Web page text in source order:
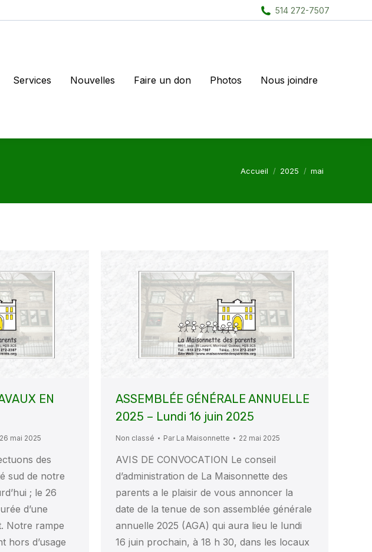
514 272-7507
Services Nouvelles Faire un don Photos Nous joindre
Vous êtes ici :
Accueil 2025 mai
EN
26 mai 2025
des
sud de notre
; le 26
d’une
Notre rampe
hors d’usage
ASSEMBLÉE GÉNÉRALE ANNUELLE
2025 – Lundi 16 juin 2025
Non classé Par La Maisonnette 22 mai 2025
AVIS DE CONVOCATION Le conseil
d’administration de La Maisonnette des
parents a le plaisir de vous annoncer la
date de la tenue de son assemblée générale
annuelle 2025 (AGA) qui aura lieu le lundi
16 juin prochain, à 18 h 30, dans les locaux